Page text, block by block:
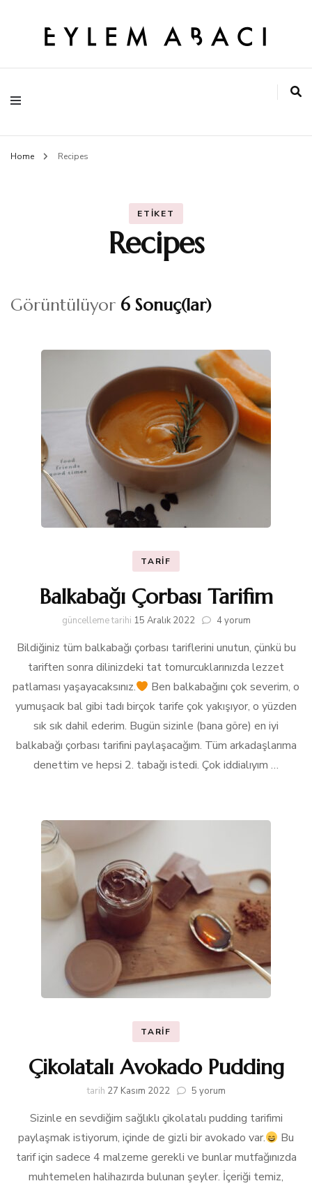
EYLEM ABACI
Home Recipes
ETIKET
Recipes
Görüntülüyor 6 Sonuç(lar)
TARIF
Balkabağı Çorbası Tarifim
güncelleme tarihi 15 Aralık 2022
Balkabağı
Tarifim
4 yorum
Bildiğiniz tüm balkabağı çorbası tariflerini unutun, çünkü bu
tariften sonra dilinizdeki tat tomurcuklarınızda lezzet
patlaması yaşayacaksınız.
Ben balkabağını çok severim, o
yumuşacık bal gibi tadı birçok tarife çok yakışıyor, o yüzden
sık sık dahil ederim. Bugün sizinle (bana göre) en iyi
balkabağı çorbası tarifini paylaşacağım. Tüm arkadaşlarıma
denettim ve hepsi 2. tabağı istedi. Çok iddialıyım …
TARIF
Çikolatalı Avokado Pudding
tarih 27 Kasım 2022
Çikolatalı
Pudding
için
5 yorum
Sizinle en sevdiğim sağlıklı çikolatalı pudding tarifimi
paylaşmak istiyorum, içinde de gizli bir avokado var.
Bu
tarif için sadece 4 malzeme gerekli ve bunlar mutfağınızda
muhtemelen halihazırda bulunan şeyler. İçeriği temiz,